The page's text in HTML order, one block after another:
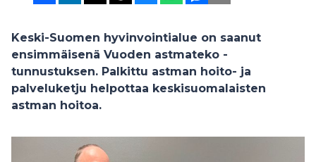
Keski-Suomen hyvinvointialue on saanut
ensimmäisenä Vuoden astmateko -
tunnustuksen. Palkittu astman hoito- ja
palveluketju helpottaa keskisuomalaisten
astman hoitoa.